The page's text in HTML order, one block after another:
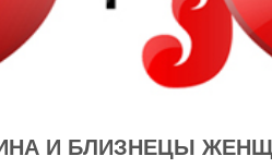
И БЛИЗНЕЦЫ